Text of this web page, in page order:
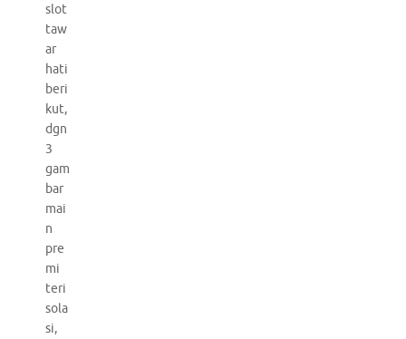
slot
taw
ar
hati
beri
kut,
dgn
3
gam
bar
mai
n
pre
mi
teri
sola
si,